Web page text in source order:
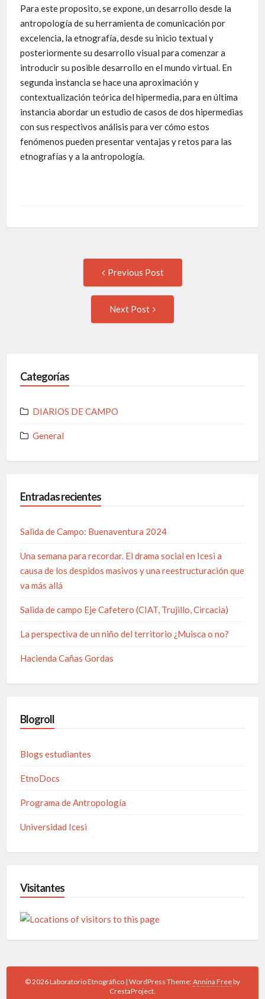
Para este proposito, se expone, un desarrollo desde la
antropología de su herramienta de comunicación por
excelencia, la etnografía, desde su inicio textual y
posteriormente su desarrollo visual para comenzar a
introducir su posible desarrollo en el mundo virtual. En
segunda instancia se hace una aproximación y
contextualización teórica del hipermedia, para en última
instancia abordar un estudio de casos de dos hipermedias
con sus respectivos análisis para ver cómo estos
fenómenos pueden presentar ventajas y retos para las
etnografías y a la antropología.
Previous Post
Next Post
Categorías
DIARIOS DE CAMPO
General
Entradas recientes
Salida de Campo: Buenaventura 2024
Una semana para recordar. El drama social en Icesi a
causa de los despidos masivos y una reestructuración que
va más allá
Salida de campo Eje Cafetero (CIAT, Trujillo, Circacia)
La perspectiva de un niño del territorio ¿Muisca o no?
Hacienda Cañas Gordas
Blogroll
Blogs estudiantes
EtnoDocs
Programa de Antropología
Universidad Icesi
Visitantes
© 2026 Laboratorio Etnográfico | WordPress Theme:Annina Freeby
CrestaProject.